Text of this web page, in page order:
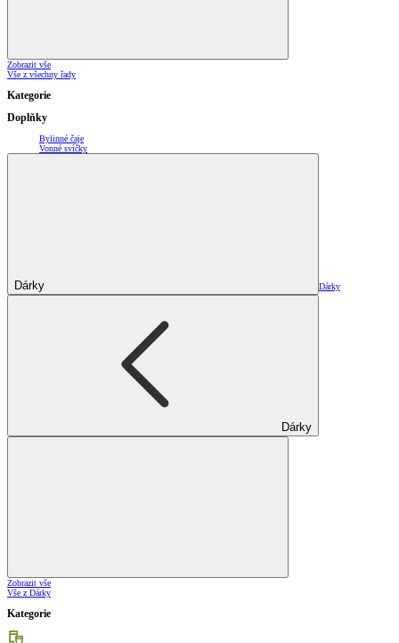
Zobrazit vše
Vše z všechny řady
Kategorie
Doplňky
Bylinné čaje
Vonné svíčky
Dárky Dárky
Dárky
Zobrazit vše
Vše z Dárky
Kategorie